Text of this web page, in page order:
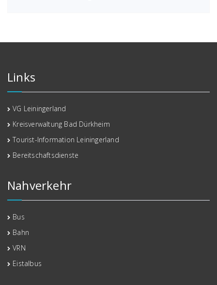
Links
VG Leiningerland
Kreisverwaltung Bad Dürkheim
Tourist-Information Leiningerland
Bereitschaftsdienste
Nahverkehr
Bus
Bahn
VRN
Eistalbus